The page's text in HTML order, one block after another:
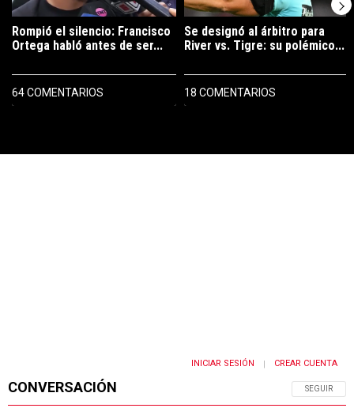
Rompió el silencio: Francisco
Ortega habló antes de ser...
64 COMENTARIOS
Se designó al árbitro para
River vs. Tigre: su polémico...
18 COMENTARIOS
CONVERSACIÓN SIGA ESTA
SEGUIR
INICIAR SESIÓN CREAR CUENTA